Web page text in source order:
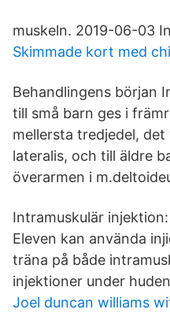
muskeln. 2019-06-03
Skimmade kort med
Behandlingens början
till små barn ges i
mellersta tredjedel, det
lateralis, och till äldre
överarmen i
Intramuskulär
Eleven kan använda
träna på både
injektioner under
Joel duncan williams